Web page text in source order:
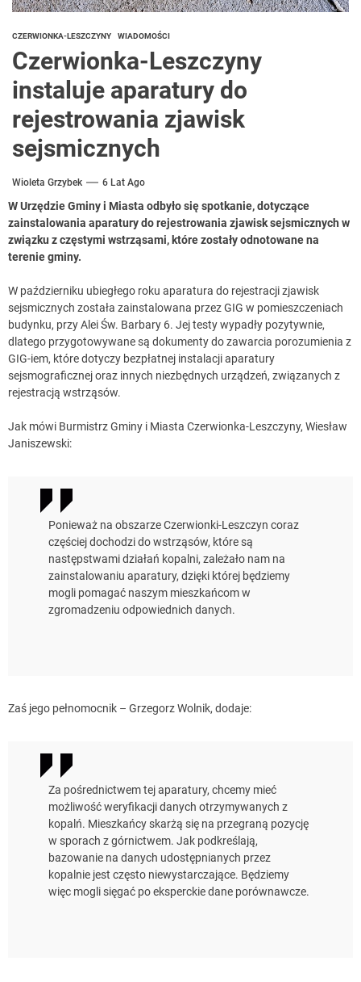
CZERWIONKA-LESZCZYNY WIADOMOŚCI
Czerwionka-Leszczyny
instaluje aparatury do
rejestrowania zjawisk
sejsmicznych
Wioleta Grzybek 6 Lat Ago
W Urzędzie Gminy i Miasta odbyło się spotkanie, dotyczące
zainstalowania aparatury do rejestrowania zjawisk sejsmicznych w
związku z częstymi wstrząsami, które zostały odnotowane na
terenie gminy.
W październiku ubiegłego roku aparatura do rejestracji zjawisk
sejsmicznych została zainstalowana przez GIG w pomieszczeniach
budynku, przy Alei Św. Barbary 6. Jej testy wypadły pozytywnie,
dlatego przygotowywane są dokumenty do zawarcia porozumienia z
GIG-iem, które dotyczy bezpłatnej instalacji aparatury
sejsmograficznej oraz innych niezbędnych urządzeń, związanych z
rejestracją wstrząsów.
Jak mówi Burmistrz Gminy i Miasta Czerwionka-Leszczyny, Wiesław
Janiszewski:
Ponieważ na obszarze Czerwionki-Leszczyn coraz
częściej dochodzi do wstrząsów, które są
następstwami działań kopalni, zależało nam na
zainstalowaniu aparatury, dzięki której będziemy
mogli pomagać naszym mieszkańcom w
zgromadzeniu odpowiednich danych.
Zaś jego pełnomocnik – Grzegorz Wolnik, dodaje:
Za pośrednictwem tej aparatury, chcemy mieć
możliwość weryfikacji danych otrzymywanych z
kopalń. Mieszkańcy skarżą się na przegraną pozycję
w sporach z górnictwem. Jak podkreślają,
bazowanie na danych udostępnianych przez
kopalnie jest często niewystarczające. Będziemy
więc mogli sięgać po eksperckie dane porównawcze.